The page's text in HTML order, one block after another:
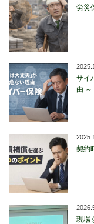
労災
サイ
由 ～
契約
現場